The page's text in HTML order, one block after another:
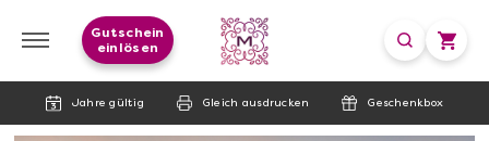
Jahre gültig Gleich ausdrucken Geschenkbox
Gutschein
einlösen